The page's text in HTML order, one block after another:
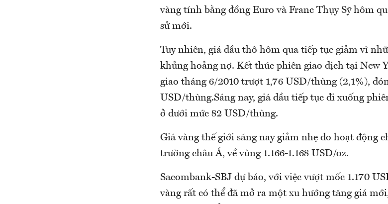
vàng tính bằng đồng Euro và Franc Thụy Sỹ hôm
sử mới.
Tuy nhiên, giá dầu thô hôm qua tiếp tục giảm vì
khủng hoảng nợ. Kết thúc phiên giao dịch tại New
giao tháng 6/2010 trượt 1,76 USD/thùng (2,1%),
USD/thùng.Sáng nay, giá dầu tiếp tục đi xuống
ở dưới mức 82 USD/thùng.
Giá vàng thế giới sáng nay giảm nhẹ do hoạt động
trường châu Á, về vùng 1.166-1.168 USD/oz.
Sacombank-SBJ dự báo, với việc vượt mốc 1.170
vàng rất có thể đã mở ra một xu hướng tăng giá